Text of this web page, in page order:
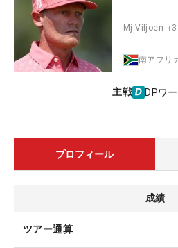
Mj Viljoen （
南アフリ
主戦 DPワ
プロフィール
成績
ツアー通算